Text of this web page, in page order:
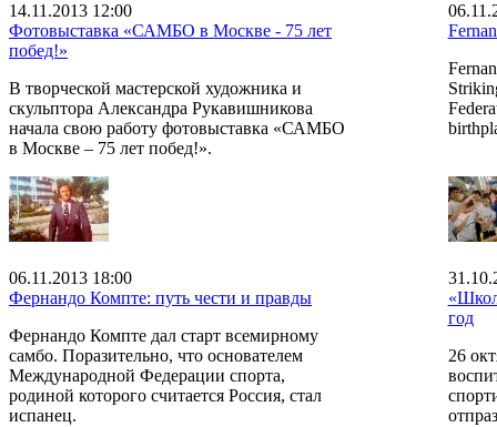
14.11.2013 12:00
Фотовыставка «САМБО в Москве - 75 лет
побед!»
В творческой мастерской художника и
скульптора Александра Рукавишникова
начала свою работу фотовыставка «САМБО
в Москве – 75 лет побед!».
06.11.2013 18:00
Фернандо Компте: путь чести и правды
Фернандо Компте дал старт всемирному
самбо. Поразительно, что основателем
Международной Федерации спорта,
родиной которого считается Россия, стал
испанец.
год
26